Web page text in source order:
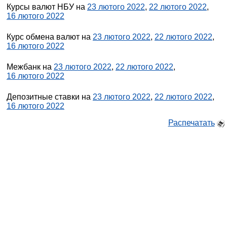
Курсы валют НБУ на 23 лютого 2022, 22 лютого 2022,
16 лютого 2022
Курс обмена валют на 23 лютого 2022, 22 лютого 2022,
16 лютого 2022
Межбанк на 23 лютого 2022, 22 лютого 2022,
16 лютого 2022
Депозитные ставки на 23 лютого 2022, 22 лютого 2022,
16 лютого 2022
Распечатать